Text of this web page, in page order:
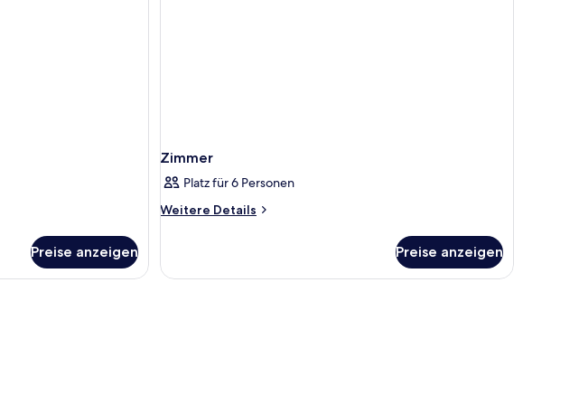
Preise anzeigen
Zimmer
Platz für 6 Personen
Weitere Details
Weitere
Preise anzeigen